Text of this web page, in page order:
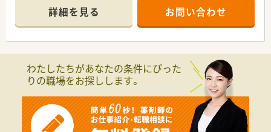
■面対応の店舗ですので、様々な処方箋を取り扱っており、パー
ト様でもしっかり勉強できる環境です！
■枚数は約20～30枚/日のため、比較的落ち着いてご勤務いただ
けます♪
すので、久しぶりのご勤務の方も安心してご勤務いただけます！
■週4回、1日6～8時間でのご勤務です。曜日や時間は相談可能！
お気軽にご相談ください！
<福利厚生も充実◎＞
大手ならでは！パート様でも利用できる、買い物割引制度等、福
利厚生がたくさんございます！
詳細を見る お問い合わせ
わたしたちがあなたの条件にぴった
りの職場をお探しします。